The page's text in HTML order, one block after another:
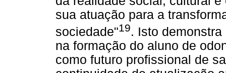
sua atuação para a
sociedade"19. Isto
na formação do aluno de
como futuro profissional de